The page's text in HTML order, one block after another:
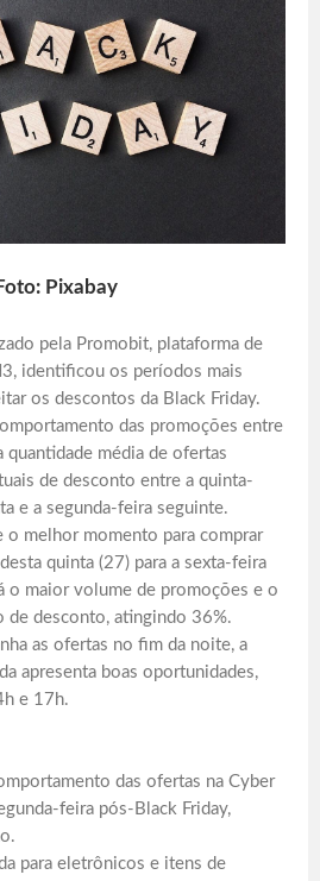
Pixabay
pela Promobit, plataforma de
identificou os períodos mais
os descontos da Black Friday.
das promoções entre
média de ofertas
de desconto entre a quinta-
e a segunda-feira seguinte.
o melhor momento para comprar
quinta (27) para a sexta-feira
o maior volume de promoções e o
de desconto, atingindo 36%.
as ofertas no fim da noite, a
apresenta boas oportunidades,
e 17h.
das ofertas na Cyber
feira pós-Black Friday,
para eletrônicos e itens de